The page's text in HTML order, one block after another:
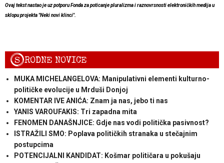
Ovaj tekst nastao je uz potporu Fonda za poticanje pluralizma i raznovrsnosti elektroničkih medija u
sklopu projekta "Neki novi klinci".
SRODNE NOVICE
MUKA MICHELANGELOVA: Manipulativni elementi kulturno-
političke evolucije u Mrduši Donjoj
KOMENTAR IVE ANIĆA: Znam ja nas, jebo ti nas
YANIS VAROUFAKIS: Tri zapadna mita
FENOMEN DANAŠNJICE: Gdje nas vodi politička pasivnost?
ISTRAŽILI SMO: Poplava političkih stranaka u stečajnim
postupcima
POTENCIJALNI KANDIDAT: Košmar političara u pokušaju